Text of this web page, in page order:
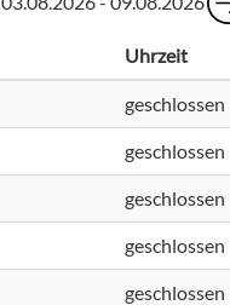
Uhrzeit
geschlossen
geschlossen
geschlossen
geschlossen
geschlossen